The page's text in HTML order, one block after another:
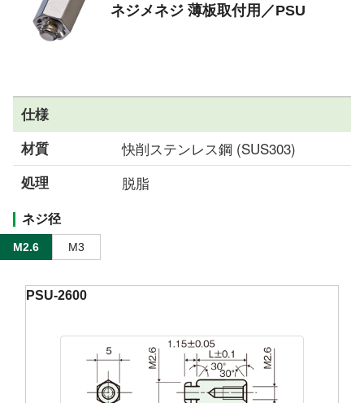
ログイン
注文・見積りについて
お問い合わせ窓口
会社情報
ネジメネジ 薄板取付用／PSU
仕様
材質
快削ステンレス鋼 (SUS303)
処理 脱脂
ネジ径
M2.6 M3
PSU-2600